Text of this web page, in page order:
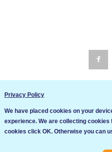
Общи условия
Privacy Policy
We have placed cookies on your
experience. We are collecting cookies
cookies click OK. Otherwise you can
Ние използваме бисквитки за
продължите да посещавате